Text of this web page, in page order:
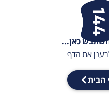
כאן...
את הדף
הבית